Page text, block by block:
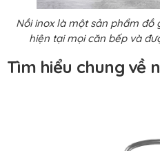
Nồi inox là một sản phẩm đồ
hiện tại mọi căn bếp và
Tìm hiểu chung về